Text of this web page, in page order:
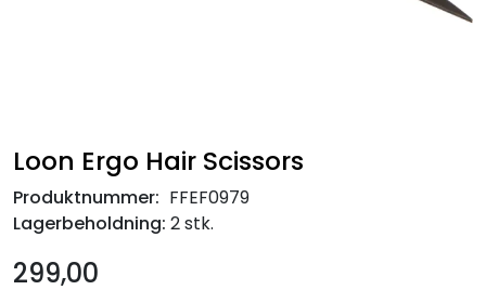
Loon Ergo Hair Scissors
Produktnummer: FFEF0979
Lagerbeholdning: 2 stk.
299,00